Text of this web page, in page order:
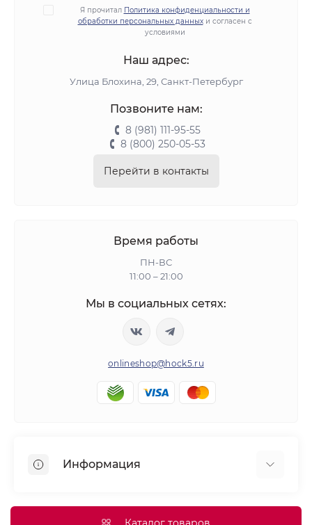
Я прочитал Политика конфиденциальности и
обработки персональных данныхи согласен с
условиями
Наш адрес:
Улица Блохина, 29, Санкт-Петербург
Позвоните нам:
8 (981) 111-95-55
8 (800) 250-05-53
Перейти в контакты
Время работы
ПН-ВС
11:00 – 21:00
Мы в социальных сетях:
onlineshop@hock5.ru
Информация